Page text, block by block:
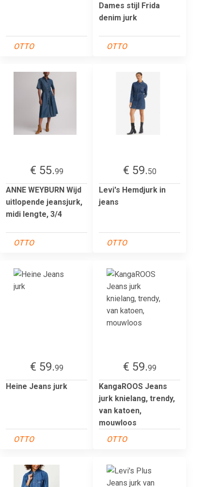
OTTO
Dames stijl Frida
denim jurk
OTTO
€ 55.99
ANNE WEYBURN Wijd
uitlopende jeansjurk,
midi lengte, 3/4
OTTO
€ 59.50
Levi's Hemdjurk in
jeans
OTTO
€ 59.99
Heine Jeans jurk
OTTO
€ 59.99
KangaROOS Jeans
jurk knielang, trendy,
van katoen,
mouwloos
OTTO